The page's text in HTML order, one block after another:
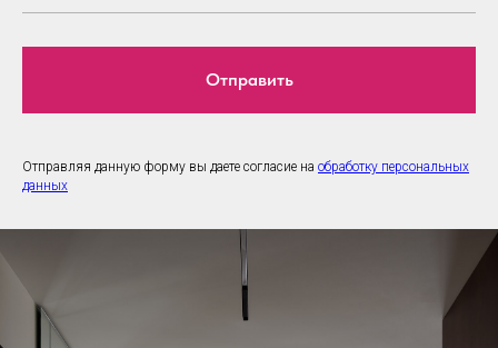
Отправить
Отправляя данную форму вы даете согласие на обработку персональных
данных